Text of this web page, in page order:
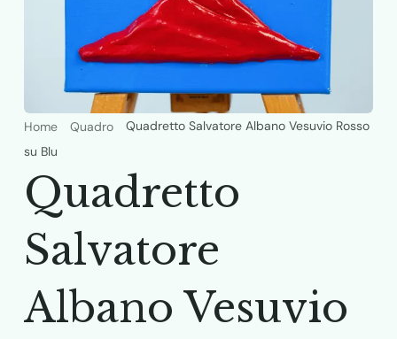
Home Quadro
Quadretto Salvatore Albano Vesuvio Rosso
su Blu
Quadretto
Salvatore
Albano Vesuvio